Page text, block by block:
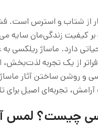
از شتاب و استرس است.
کیفیت زندگی‌مان سایه
دارد. ماساژ ریلکسی
فراتر از یک تجربه
و روشن ساختن آثار
آرامش، تجربه‌ای اصیل
چیست؟